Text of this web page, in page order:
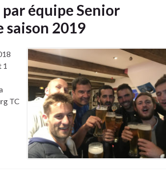
équipe Senior
saison 2019
1
TC